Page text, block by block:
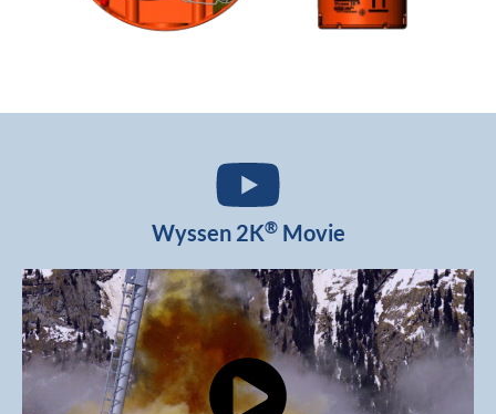
Wyssen 2K®Movie